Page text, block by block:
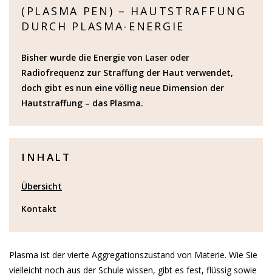
(PLASMA PEN) – HAUTSTRAFFUNG
DURCH PLASMA-ENERGIE
Bisher wurde die Energie von Laser oder
Radiofrequenz zur Straffung der Haut verwendet,
doch gibt es nun eine völlig neue Dimension der
Hautstraffung – das Plasma.
INHALT
Übersicht
Kontakt
Plasma ist der vierte Aggregationszustand von Materie. Wie Sie
vielleicht noch aus der Schule wissen, gibt es fest, flüssig sowie